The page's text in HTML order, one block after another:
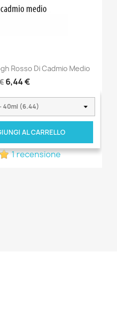
Rosso Di Cadmio Medio
6,44 €
AL CARRELLO
1 recensione